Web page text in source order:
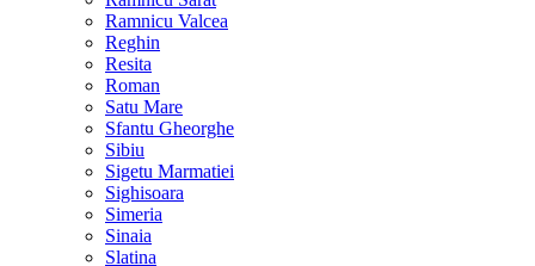
Ramnicu Valcea
Reghin
Resita
Roman
Satu Mare
Sfantu Gheorghe
Sibiu
Sigetu Marmatiei
Sighisoara
Simeria
Sinaia
Slatina